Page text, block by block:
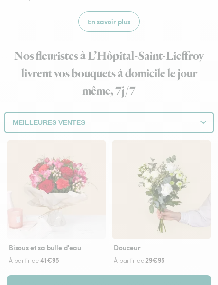
En savoir plus
Nos fleuristes à L’Hôpital-Saint-Lieffroy
livrent vos bouquets à domicile le jour
même, 7j/7
Bisous et sa bulle d'eau
À partir de41€95
Douceur
À partir de 29€95